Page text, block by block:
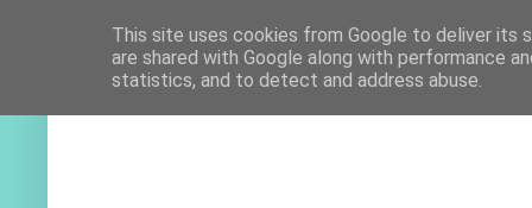
This site uses cookies from Google to deliver its
are shared with Google along with performance
statistics, and to detect and address abuse.